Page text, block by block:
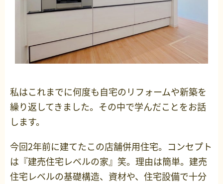
私はこれまでに何度も自宅のリフォームや新築を
繰り返してきました。その中で学んだことをお話
します。
今回2年前に建てたこの店舗併用住宅。コンセプト
は『建売住宅レベルの家』笑。理由は簡単。建売
住宅レベルの基礎構造、資材や、住宅設備で十分